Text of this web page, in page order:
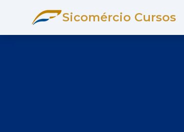
Sicomércio Cursos